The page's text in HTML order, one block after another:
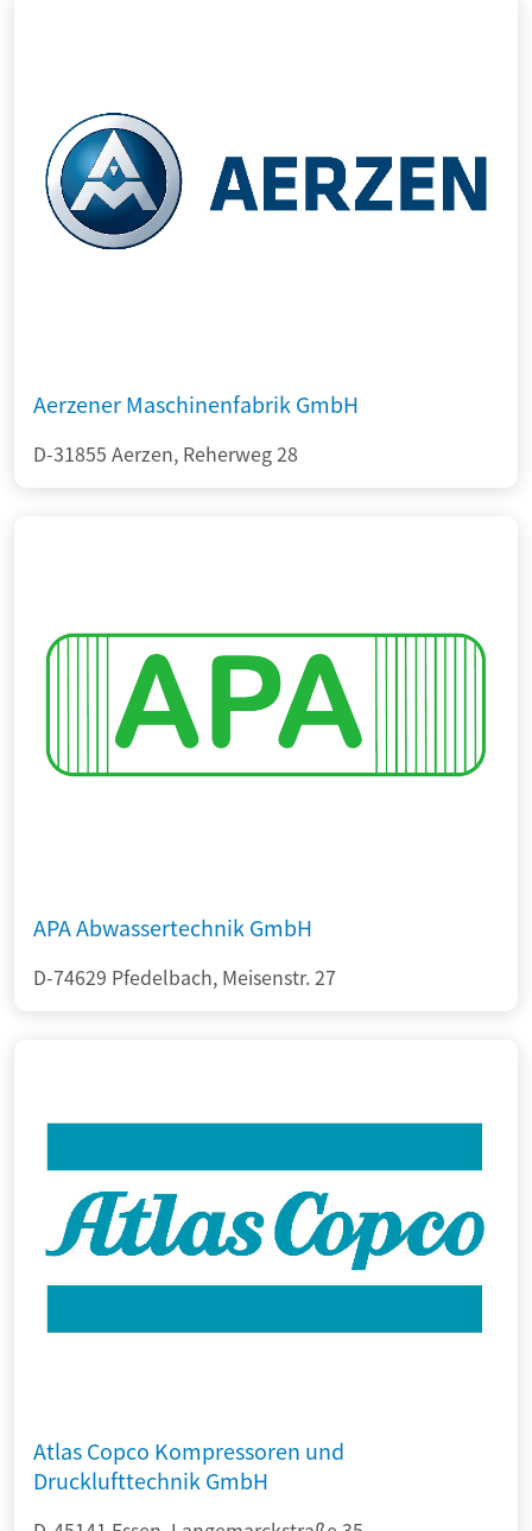
Aerzener Maschinenfabrik GmbH
D-31855 Aerzen, Reherweg 28
APA Abwassertechnik GmbH
D-74629 Pfedelbach, Meisenstr. 27
Atlas Copco Kompressoren und
Drucklufttechnik GmbH